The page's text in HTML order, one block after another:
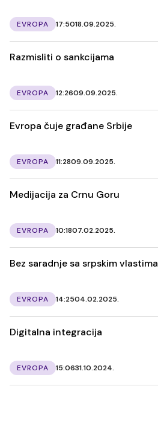
EVROPA 17:5018.09.2025.
Razmisliti o sankcijama
EVROPA 12:2609.09.2025.
Evropa čuje građane Srbije
EVROPA 11:2809.09.2025.
Medijacija za Crnu Goru
EVROPA 10:1807.02.2025.
Bez saradnje sa srpskim vlastima
EVROPA 14:2504.02.2025.
Digitalna integracija
EVROPA 15:0631.10.2024.